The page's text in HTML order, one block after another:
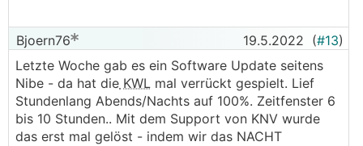
Bjoern76 19.5.2022 (#13)
Letzte Woche gab es ein Software Update seitens
Nibe - da hat die KWL mal verrückt gespielt. Lief
Stundenlang Abends/Nachts auf 100%. Zeitfenster 6
bis 10 Stunden.. Mit dem Support von KNV wurde
das erst mal gelöst - indem wir das NACHT